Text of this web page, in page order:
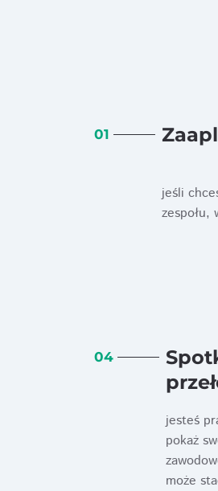
01
jeśli
zespołu,
04
jesteś
pokaż
może